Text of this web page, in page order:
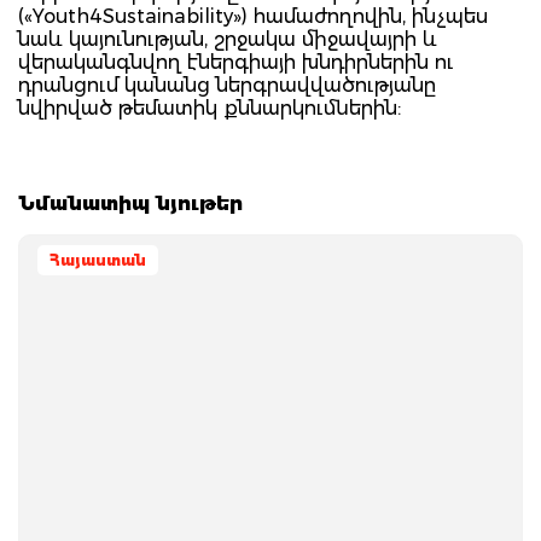
(«Youth4Sustainability») համաժողովին, ինչպես
նաև կայունության, շրջակա միջավայրի և
վերականգնվող էներգիայի խնդիրներին ու
դրանցում կանանց ներգրավվածությանը
նվիրված թեմատիկ քննարկումներին:
Նմանատիպ նյութեր
Հայաստան